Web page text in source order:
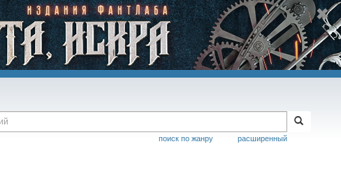
расширенный
поиск по жанру